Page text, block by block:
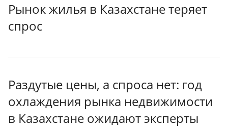
Рынок жилья в Казахстане теряет
спрос
Раздутые цены, а спроса нет: год
охлаждения рынка недвижимости
в Казахстане ожидают эксперты